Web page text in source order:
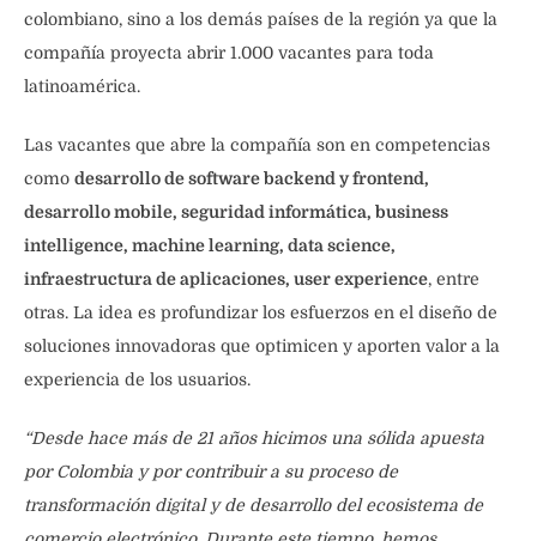
colombiano, sino a los demás países de la región ya que la
compañía proyecta abrir 1.000 vacantes para toda
latinoamérica.
Las vacantes que abre la compañía son en competencias
como desarrollo de software backend y frontend,
desarrollo mobile, seguridad informática, business
intelligence, machine learning, data science,
infraestructura de aplicaciones, user experience, entre
otras. La idea es profundizar los esfuerzos en el diseño de
soluciones innovadoras que optimicen y aporten valor a la
experiencia de los usuarios.
“Desde hace más de 21 años hicimos una sólida apuesta
por Colombia y por contribuir a su proceso de
transformación digital y de desarrollo del ecosistema de